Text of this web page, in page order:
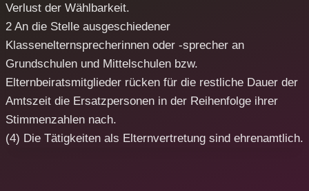
Verlust der Wählbarkeit.
2 An die Stelle ausgeschiedener
Klassenelternsprecherinnen oder -sprecher an
Grundschulen und Mittelschulen bzw.
Elternbeiratsmitglieder rücken für die restliche Dauer der
Amtszeit die Ersatzpersonen in der Reihenfolge ihrer
Stimmenzahlen nach.
(4) Die Tätigkeiten als Elternvertretung sind ehrenamtlich.